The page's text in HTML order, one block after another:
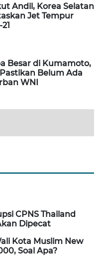
Andil, Korea Selatan
Jet Tempur
Besar di Kumamoto,
Belum Ada
WNI
CPNS Thailand
Dipecat
Kota Muslim New
Soal Apa?